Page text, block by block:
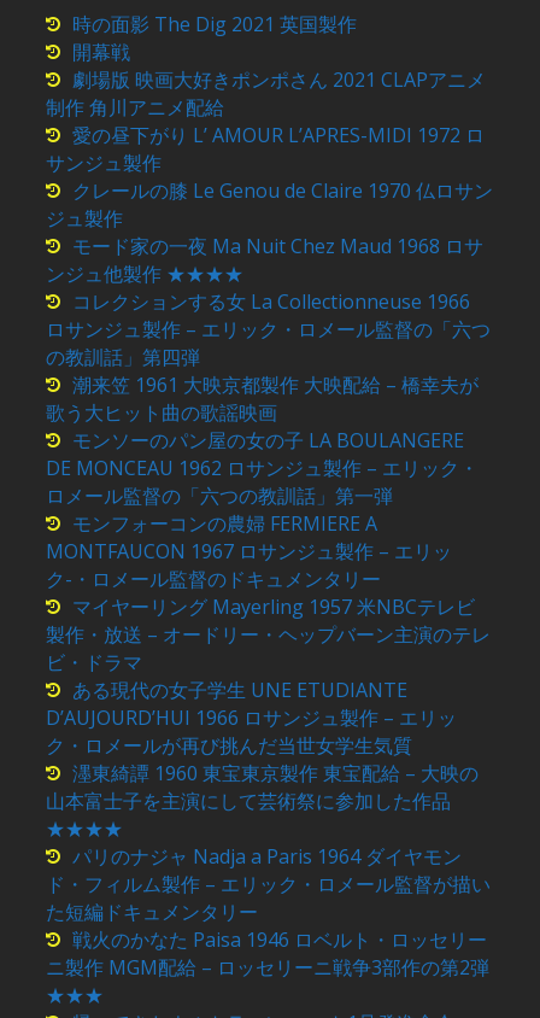
時の面影 The Dig 2021 英国製作
開幕戦
劇場版 映画大好きポンポさん 2021 CLAPアニメ
制作 角川アニメ配給
愛の昼下がり L’ AMOUR L’APRES-MIDI 1972 ロ
サンジュ製作
クレールの膝 Le Genou de Claire 1970 仏ロサン
ジュ製作
モード家の一夜 Ma Nuit Chez Maud 1968 ロサ
ンジュ他製作 ★★★★
コレクションする女 La Collectionneuse 1966
ロサンジュ製作 – エリック・ロメール監督の「六つ
の教訓話」第四弾
潮来笠 1961 大映京都製作 大映配給 – 橋幸夫が
歌う大ヒット曲の歌謡映画
モンソーのパン屋の女の子 LA BOULANGERE
DE MONCEAU 1962 ロサンジュ製作 – エリック・
ロメール監督の「六つの教訓話」第一弾
モンフォーコンの農婦 FERMIERE A
MONTFAUCON 1967 ロサンジュ製作 – エリッ
ク-・ロメール監督のドキュメンタリー
マイヤーリング Mayerling 1957 米NBCテレビ
製作・放送 – オードリー・ヘップバーン主演のテレ
ビ・ドラマ
ある現代の女子学生 UNE ETUDIANTE
D’AUJOURD’HUI 1966 ロサンジュ製作 – エリッ
ク・ロメールが再び挑んだ当世女学生気質
濹東綺譚 1960 東宝東京製作 東宝配給 – 大映の
山本富士子を主演にして芸術祭に参加した作品
★★★★
パリのナジャ Nadja a Paris 1964 ダイヤモン
ド・フィルム製作 – エリック・ロメール監督が描い
た短編ドキュメンタリー
戦火のかなた Paisa 1946 ロベルト・ロッセリー
ニ製作 MGM配給 – ロッセリーニ戦争3部作の第2弾
★★★